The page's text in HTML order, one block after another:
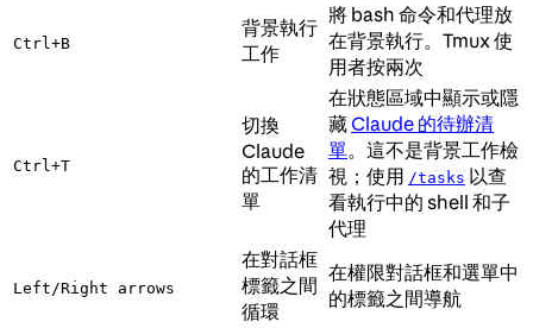
Ctrl+B
背景執行
工作
將 bash 命令和代理放
在背景執行。Tmux 使
用者按兩次
Ctrl+T
切換
Claude
的工作清
單
在狀態區域中顯示或隱
藏Claude 的待辦清
單。這不是背景工作檢
視；使用 /tasks 以查
看執行中的 shell 和子
代理
Left/Right arrows
在對話框
標籤之間
循環
在權限對話框和選單中
的標籤之間導航